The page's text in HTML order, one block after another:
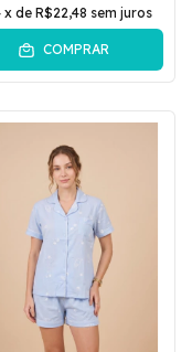
x deR$22,48 sem juros
COMPRAR